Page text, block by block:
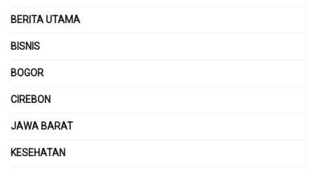
BERITA UTAMA
BISNIS
BOGOR
CIREBON
JAWA BARAT
KESEHATAN